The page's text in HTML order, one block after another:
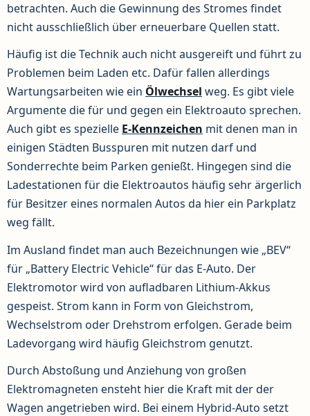
betrachten. Auch die Gewinnung des Stromes findet
nicht ausschließlich über erneuerbare Quellen statt.
Häufig ist die Technik auch nicht ausgereift und führt zu
Problemen beim Laden etc. Dafür fallen allerdings
Wartungsarbeiten wie ein Ölwechsel weg. Es gibt viele
Argumente die für und gegen ein Elektroauto sprechen.
Auch gibt es spezielle E-Kennzeichen mit denen man in
einigen Städten Busspuren mit nutzen darf und
Sonderrechte beim Parken genießt. Hingegen sind die
Ladestationen für die Elektroautos häufig sehr ärgerlich
für Besitzer eines normalen Autos da hier ein Parkplatz
weg fällt.
Im Ausland findet man auch Bezeichnungen wie „BEV“
für „Battery Electric Vehicle“ für das E-Auto. Der
Elektromotor wird von aufladbaren Lithium-Akkus
gespeist. Strom kann in Form von Gleichstrom,
Wechselstrom oder Drehstrom erfolgen. Gerade beim
Ladevorgang wird häufig Gleichstrom genutzt.
Durch Abstoßung und Anziehung von großen
Elektromagneten ensteht hier die Kraft mit der der
Wagen angetrieben wird. Bei einem Hybrid-Auto setzt